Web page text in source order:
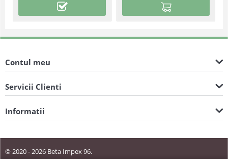
Contul meu
Servicii Clienti
Informatii
© 2020 - 2026 Beta Impex 96.